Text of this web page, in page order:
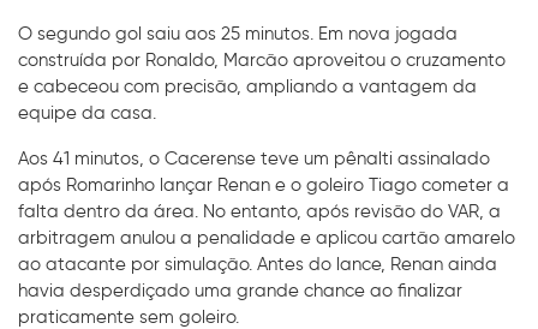
O segundo gol saiu aos 25 minutos. Em nova jogada
construída por Ronaldo, Marcão aproveitou o cruzamento
e cabeceou com precisão, ampliando a vantagem da
equipe da casa.
Aos 41 minutos, o Cacerense teve um pênalti assinalado
após Romarinho lançar Renan e o goleiro Tiago cometer a
falta dentro da área. No entanto, após revisão do VAR, a
arbitragem anulou a penalidade e aplicou cartão amarelo
ao atacante por simulação. Antes do lance, Renan ainda
havia desperdiçado uma grande chance ao finalizar
praticamente sem goleiro.